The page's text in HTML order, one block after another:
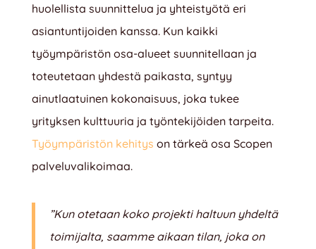
huolellista suunnittelua ja yhteistyötä eri
asiantuntijoiden kanssa. Kun kaikki
työympäristön osa-alueet suunnitellaan ja
toteutetaan yhdestä paikasta, syntyy
ainutlaatuinen kokonaisuus, joka tukee
yrityksen kulttuuria ja työntekijöiden tarpeita.
Työympäristön kehitys on tärkeä osa Scopen
palveluvalikoimaa.
”Kun otetaan koko projekti haltuun yhdeltä
toimijalta, saamme aikaan tilan, joka on